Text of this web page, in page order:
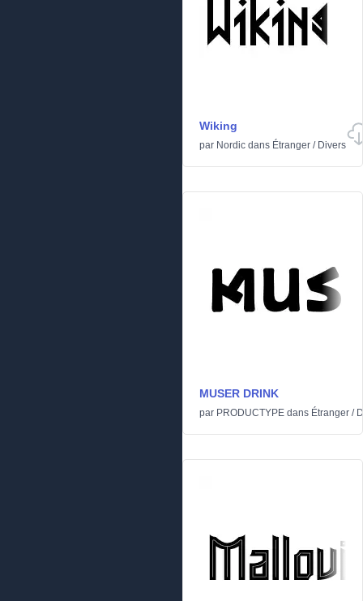
Wiking
par Nordic dans Étranger / Divers
MUSER DRINK
par PRODUCTYPE dans Étranger /